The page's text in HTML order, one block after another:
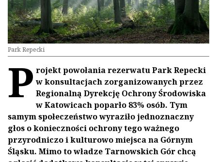
Park Repecki
P rojekt powołania rezerwatu Park Repecki
w konsultacjach zorganizowanych przez
Regionalną Dyrekcję Ochrony Środowiska
w Katowicach poparło 83% osób. Tym
samym społeczeństwo wyraziło jednoznaczny
głos o konieczności ochrony tego ważnego
przyrodniczo i kulturowo miejsca na Górnym
Śląsku. Mimo to władze Tarnowskich Gór chcą